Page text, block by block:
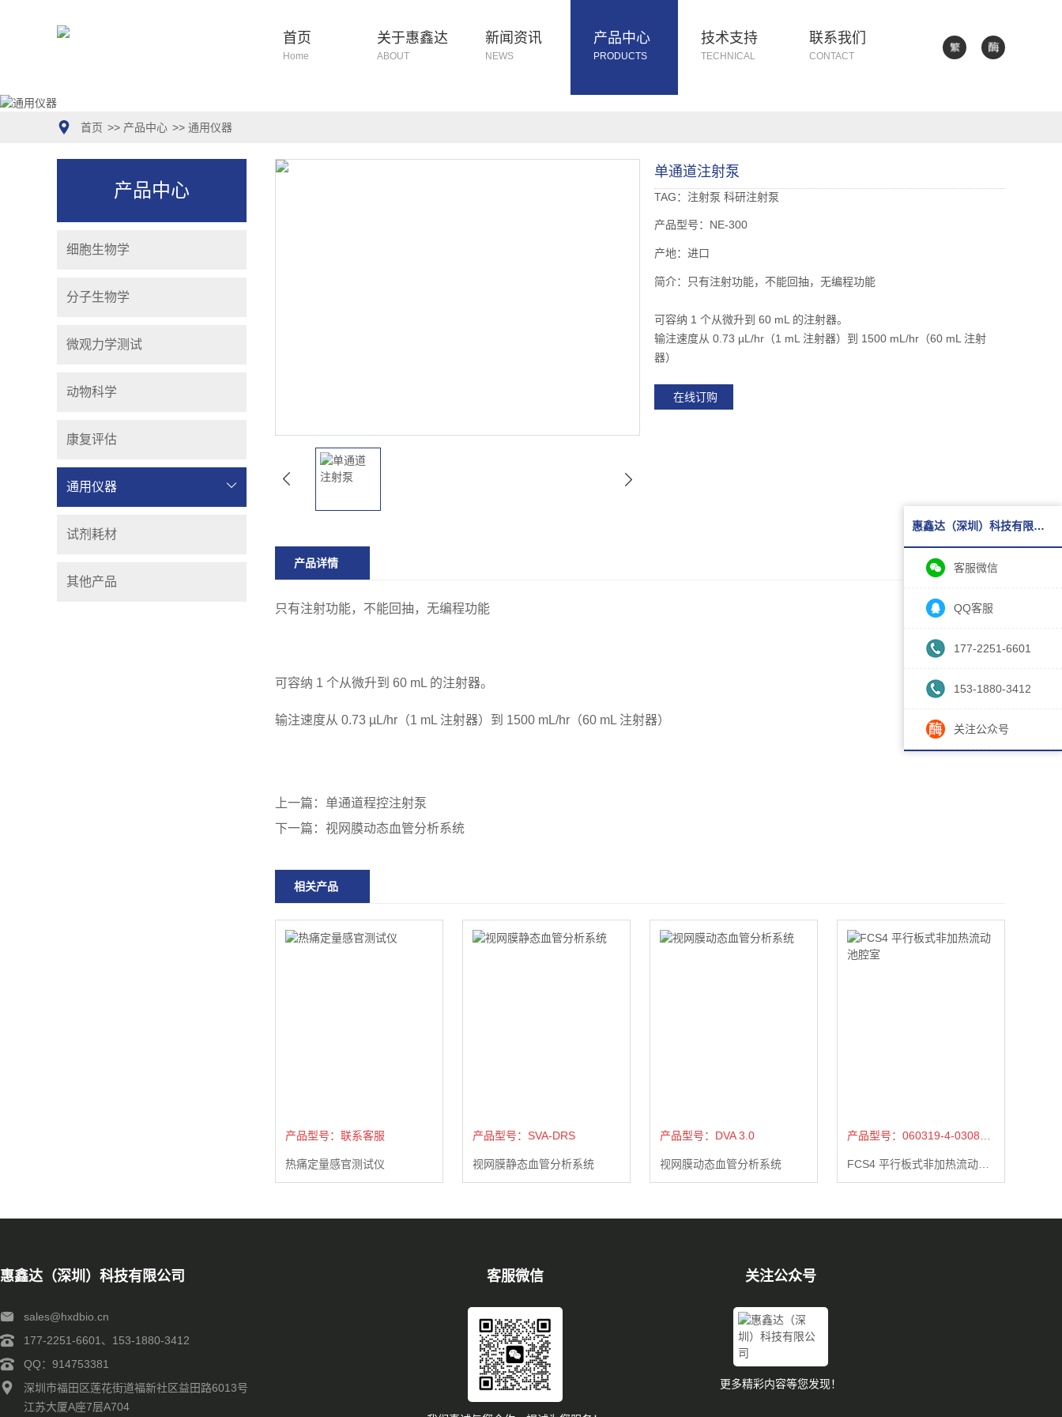
首页
Home
关于惠鑫达
ABOUT
新闻资讯
NEWS
产品中心
PRODUCTS
技术支持
TECHNICAL
联系我们
CONTACT
首页 >> 产品中心 >> 通用仪器
产品中心
细胞生物学
分子生物学
微观力学测试
动物科学
康复评估
通用仪器
试剂耗材
其他产品
单通道注射泵
TAG： 注射泵 科研注射泵
产品型号：NE-300
产地：进口
简介：只有注射功能，不能回抽，无编程功能
可容纳 1 个从微升到 60 mL 的注射器。
输注速度从 0.73 µL/hr（1 mL 注射器）到 1500 mL/hr（60 mL 注射
器）
在线订购
产品详情
只有注射功能，不能回抽，无编程功能
可容纳 1 个从微升到 60 mL 的注射器。
输注速度从 0.73 µL/hr（1 mL 注射器）到 1500 mL/hr（60 mL 注射器）
上一篇： 单通道程控注射泵
下一篇： 视网膜动态血管分析系统
相关产品
产品型号：联系客服
热痛定量感官测试仪
产品型号：SVA-DRS
视网膜静态血管分析系统
产品型号：DVA 3.0
视网膜动态血管分析系统
惠鑫达（深圳）科技有限公司
sales@hxdbio.cn
177-2251-6601、153-1880-3412
QQ：914753381
深圳市福田区莲花街道福新社区益田路6013号
江苏大厦A座7层A704
客服微信 关注公众号
更多精彩内容等您发现！
惠鑫达（深圳）科技有限公司
客服微信
QQ客服
177-2251-6601
153-1880-3412
关注公众号